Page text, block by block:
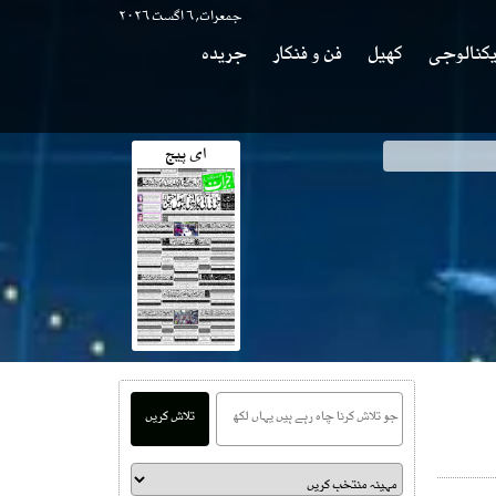
جمعرات, ۶ اگست ۲۰۲۶
کھیل فن و فنکار
جریدہ
ای پیج
تلاش کریں